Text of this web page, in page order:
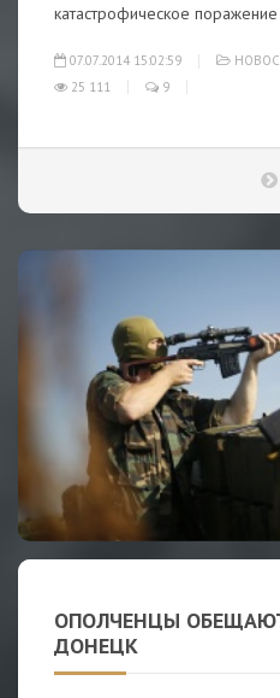
катастрофическое
07.07.2014 15:02:59
25 111
9
ОПОЛЧЕНЦЫ
ДОНЕЦК